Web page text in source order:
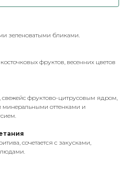
зеленоватыми бликами.
фруктов, весенних цветов
фруктово-цитрусовым ядром,
минеральными оттенками и
сочетается с закусками,